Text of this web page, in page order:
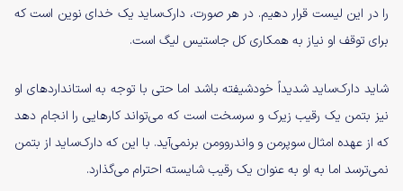
را در این لیست قرار دهیم. در هر صورت، دارک‌ساید یک خدای نوین است که
برای توقف او نیاز به همکاری کل جاستیس لیگ است.
شاید دارک‌ساید شدیداً خودشیفته باشد اما حتی با توجه به استانداردهای او
نیز بتمن یک رقیب زیرک و سرسخت است که می‌تواند کارهایی را انجام دهد
که از عهده امثال سوپرمن و واندروومن برنمی‌آید. با این که دارک‌ساید از بتمن
نمی‌ترسد اما به او به عنوان یک رقیب شایسته احترام می‌گذارد.